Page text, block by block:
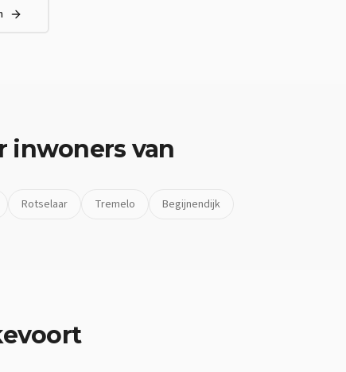
inwoners van
Rotselaar Tremelo Begijnendijk